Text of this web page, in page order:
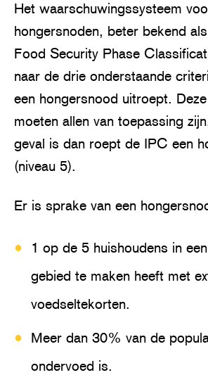
Het waarschuwingssysteem
hongersnoden, beter bekend
Food Security Phase
naar de drie onderstaande
een hongersnood uitroept.
moeten allen van toepassing
geval is dan roept de IPC een
(niveau 5).
Er is sprake van een
1 op de 5 huishoudens in
gebied te maken heeft met
voedseltekorten.
Meer dan 30% van de
ondervoed is.